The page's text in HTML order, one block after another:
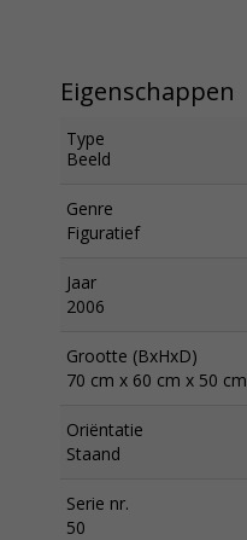
Eigenschappen
Type
Beeld
Genre
Figuratief
Jaar
2006
Grootte (BxHxD)
70 cm x 60 cm x 50 cm
Oriëntatie
Staand
Serie nr.
50